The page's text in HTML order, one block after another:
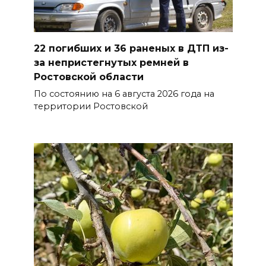
Полиция ищет вандалов,
«Освободителям Ростова»
07 августа 2026 20:12
Госавтоинспекция по
из-за ухудшения погоды
07 августа 2026 19:39
Сап-фестиваль, ночной забег
и турниры: как в Ростове
отметят День физкультурника
07 августа 2026 19:19
22 погибших и 36 раненых в ДТП из-
за непристегнутых ремней в
Ростовской области
По состоянию на 6 августа 2026 года на
территории Ростовской